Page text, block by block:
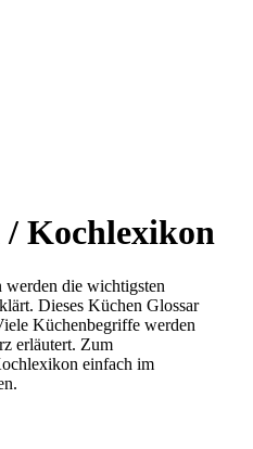
Kochlexikon
die wichtigsten
Dieses Küchen Glossar
Küchenbegriffe werden
erläutert. Zum
einfach im